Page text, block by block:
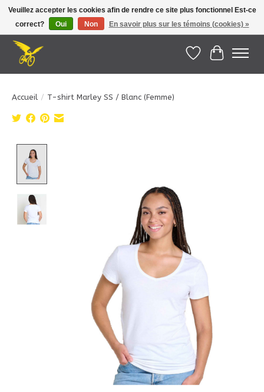
Le Pédalier | Îles de la Madeleine |info@lepedalier.com| 1-418-986-2965
Liste dePanier
Accueil / T-shirt Marley SS / Blanc (Femme)
Veuillez accepter les cookies afin de rendre ce site plus fonctionnel Est-ce
correct?
Oui Non En savoir plus sur les témoins (cookies) »